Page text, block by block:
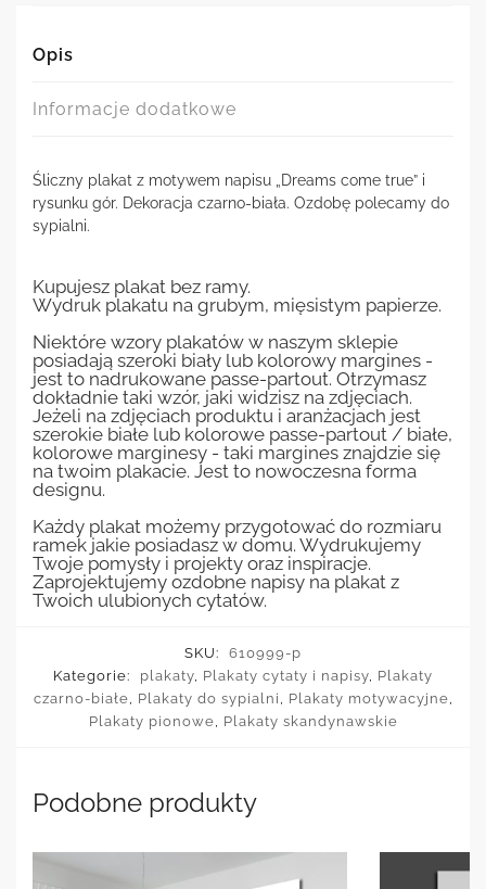
Opis
Informacje dodatkowe
Śliczny plakat z motywem napisu „Dreams come true” i
rysunku gór. Dekoracja czarno-biała. Ozdobę polecamy do
sypialni.
Kupujesz plakat bez ramy.
Wydruk plakatu na grubym, mięsistym papierze.
Niektóre wzory plakatów w naszym sklepie
posiadają szeroki biały lub kolorowy margines -
jest to nadrukowane passe-partout. Otrzymasz
dokładnie taki wzór, jaki widzisz na zdjęciach.
Jeżeli na zdjęciach produktu i aranżacjach jest
szerokie białe lub kolorowe passe-partout / białe,
kolorowe marginesy - taki margines znajdzie się
na twoim plakacie. Jest to nowoczesna forma
designu.
Każdy plakat możemy przygotować do rozmiaru
ramek jakie posiadasz w domu. Wydrukujemy
Twoje pomysły i projekty oraz inspiracje.
Zaprojektujemy ozdobne napisy na plakat z
Twoich ulubionych cytatów.
SKU:
610999-p
Kategorie:
plakaty, Plakaty cytaty i napisy, Plakaty
czarno-białe, Plakaty do sypialni , Plakaty motywacyjne,
Plakaty pionowe, Plakaty skandynawskie
Podobne produkty